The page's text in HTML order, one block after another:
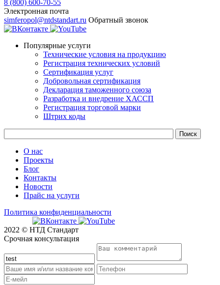
8 (800) 600-70-55
Электронная почта
simferopol@ntdstandart.ru Обратный звонок
Популярные услуги
Технические условия на продукцию
Регистрация технических условий
Сертификация услуг
Добровольная сертификация
Декларация таможенного союза
Разработка и внедрение ХАССП
Регистрация торговой марки
Штрих коды
О нас
Проекты
Блог
Контакты
Новости
Прайс на услуги
Политика конфиденциальности
2022 © НТД Стандарт
Срочная консультация